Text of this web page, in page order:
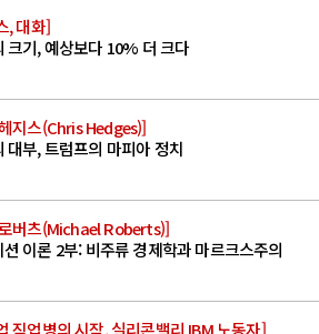
, 대화]
크기, 예상보다 10% 더 크다
지스(Chris Hedges)]
대부, 트럼프의 마피아 정치
버츠(Michael Roberts)]
이론 2부: 비주류 경제학과 마르크스주의
직업병의 시작, 실리콘밸리 IBM 노동자]